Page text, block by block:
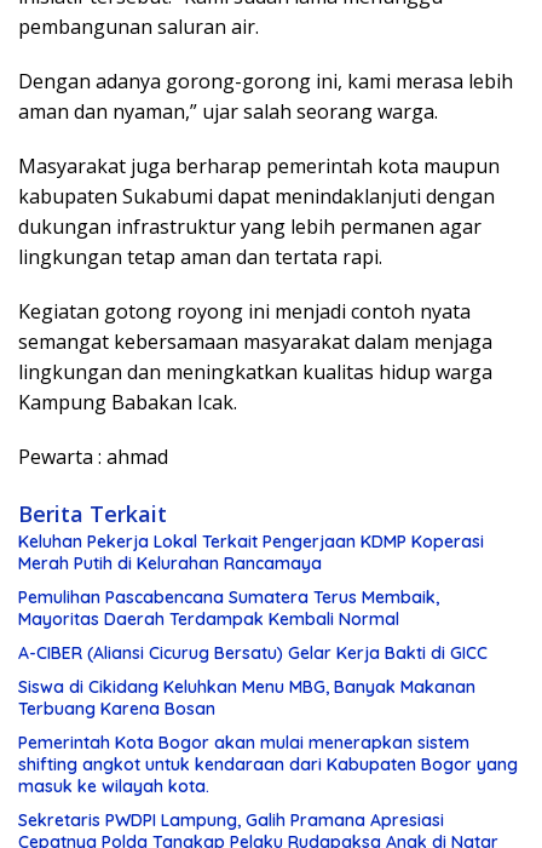
pembangunan saluran air.
Dengan adanya gorong-gorong ini, kami merasa lebih
aman dan nyaman,” ujar salah seorang warga.
Masyarakat juga berharap pemerintah kota maupun
kabupaten Sukabumi dapat menindaklanjuti dengan
dukungan infrastruktur yang lebih permanen agar
lingkungan tetap aman dan tertata rapi.
Kegiatan gotong royong ini menjadi contoh nyata
semangat kebersamaan masyarakat dalam menjaga
lingkungan dan meningkatkan kualitas hidup warga
Kampung Babakan Icak.
Pewarta : ahmad
Berita Terkait
Keluhan Pekerja Lokal Terkait Pengerjaan KDMP Koperasi
Merah Putih di Kelurahan Rancamaya
Pemulihan Pascabencana Sumatera Terus Membaik,
Mayoritas Daerah Terdampak Kembali Normal
A-CIBER (Aliansi Cicurug Bersatu) Gelar Kerja Bakti di GICC
Siswa di Cikidang Keluhkan Menu MBG, Banyak Makanan
Terbuang Karena Bosan
Pemerintah Kota Bogor akan mulai menerapkan sistem
shifting angkot untuk kendaraan dari Kabupaten Bogor yang
masuk ke wilayah kota.
Sekretaris PWDPI Lampung, Galih Pramana Apresiasi
Cepatnya Polda Tangkap Pelaku Rudapaksa Anak di Natar